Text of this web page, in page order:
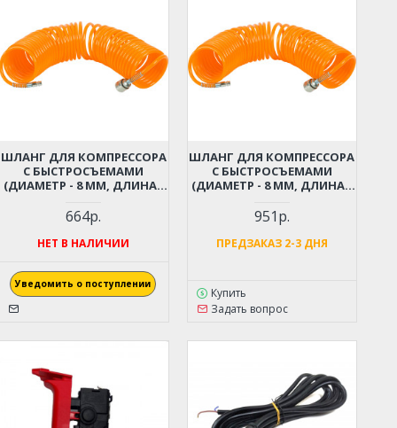
ШЛАНГ ДЛЯ КОМПРЕССОРА
С БЫСТРОСЪЕМАМИ
(ДИАМЕТР - 8 ММ, ДЛИНА -
664р.
НЕТ В НАЛИЧИИ
Уведомить о поступлении
ШЛАНГ ДЛЯ КОМПРЕССОРА
С БЫСТРОСЪЕМАМИ
(ДИАМЕТР - 8 ММ, ДЛИНА -
951р.
ПРЕДЗАКАЗ 2-3 ДНЯ
Купить
Задать вопрос